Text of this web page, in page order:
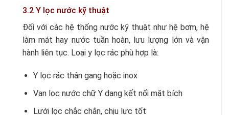
3.2 Y lọc nước kỹ thuật
Đối với các hệ thống nước kỹ thuật như hệ bơm, hệ
làm mát hay nước tuần hoàn, lưu lượng lớn và vận
hành liên tục. Loại y lọc rác phù hợp là:
Y lọc rác thân gang hoặc inox
Van lọc nước chữ Y dạng kết nối mặt bích
Lưới lọc chắc chắn, chịu lực tốt